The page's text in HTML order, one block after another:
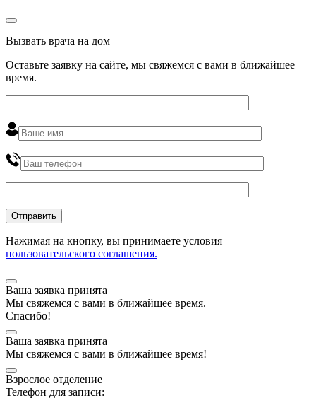
Вызвать врача на дом
Оставьте заявку на сайте, мы свяжемся с вами в ближайшее
время.
Нажимая на кнопку, вы принимаете условия
пользовательского соглашения.
Ваша заявка принята
Мы свяжемся с вами в ближайшее время.
Спасибо!
Ваша заявка принята
Мы свяжемся с вами в ближайшее время!
Взрослое отделение
Телефон для записи: